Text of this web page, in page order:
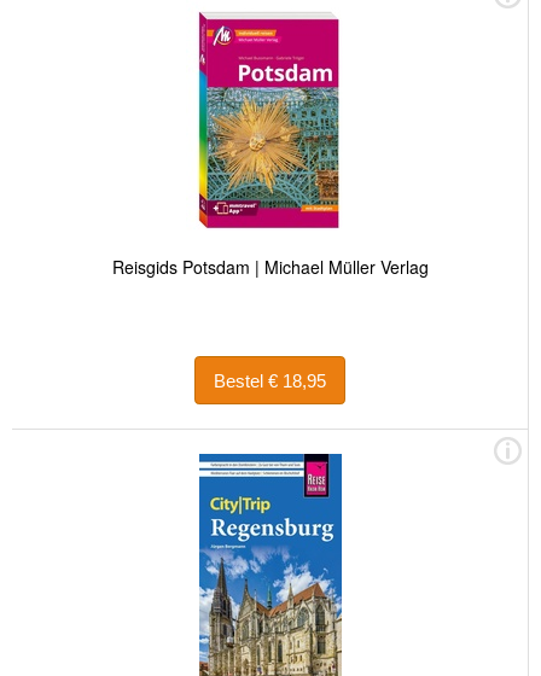
Reisgids Potsdam | Michael Müller Verlag
Bestel € 18,95